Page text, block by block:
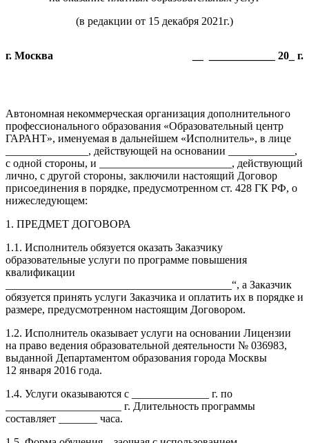
(в редакции от 15 декабря 2021г.)
г. Москва __ ____________ 20_ г.
Автономная некоммерческая организация дополнительного
профессионального образования «Образовательный центр
ГАРАНТ», именуемая в дальнейшем «Исполнитель», в лице
_______________, действующей на основании ____________,
с одной стороны, и ________________________, действующий
лично, с другой стороны, заключили настоящий Договор
присоединения в порядке, предусмотренном ст. 428 ГК РФ, о
нижеследующем:
1. ПРЕДМЕТ ДОГОВОРА
1.1. Исполнитель обязуется оказать Заказчику
образовательные услуги по программе повышения
квалификации
_________________________________________“, а Заказчик
обязуется принять услуги Заказчика и оплатить их в порядке и
размере, предусмотренном настоящим Договором.
1.2. Исполнитель оказывает услуги на основании Лицензии
на право ведения образовательной деятельности № 036983,
выданной Департаментом образования города Москвы
12 января 2016 года.
1.4. Услуги оказываются с ______________ г. по
_____________________ г. Длительность программы
составляет _______ часа.